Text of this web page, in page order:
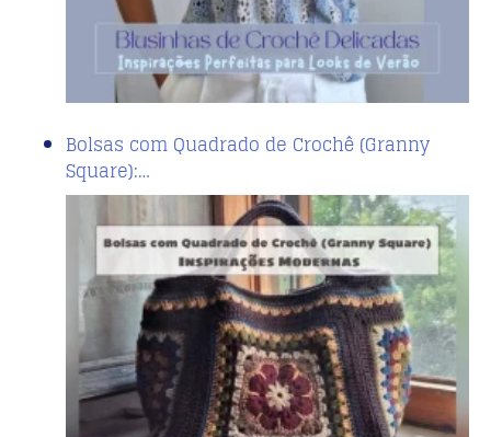
Bolsas com Quadrado de Crochê (Granny
Square):…